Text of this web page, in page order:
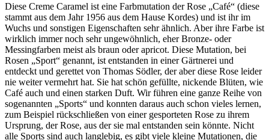
Diese Creme Caramel ist eine Farbmutation der Rose „Café“ (diese
stammt aus dem Jahr 1956 aus dem Hause Kordes) und ist ihr im
Wuchs und sonstigen Eigenschaften sehr ähnlich. Aber ihre Farbe ist
wirklich immer noch sehr ungewöhnlich, eher Bronze- oder
Messingfarben meist als braun oder apricot. Diese Mutation, bei
Rosen „Sport“ genannt, ist entstanden in einer Gärtnerei und
entdeckt und gerettet von Thomas Södler, der aber diese Rose leider
nie weiter vermehrt hat. Sie hat schön gefüllte, nickende Blüten, wie
Café auch und einen starken Duft. Wir führen eine ganze Reihe von
sogenannten „Sports“ und konnten daraus auch schon vieles lernen,
zum Beispiel rückschließen von einer gesporteten Rose zu ihrem
Ursprung, der Rose, aus der sie mal entstanden sein könnte. Nicht
alle Sports sind auch langlebig, es gibt viele kleine Mutationen, die